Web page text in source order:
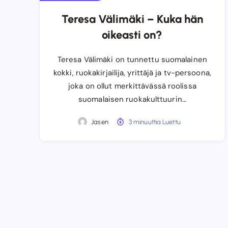
Teresa Välimäki – Kuka hän
oikeasti on?
Teresa Välimäki on tunnettu suomalainen
kokki, ruokakirjailija, yrittäjä ja tv-persoona,
joka on ollut merkittävässä roolissa
suomalaisen ruokakulttuurin…
Jasen 3 minuuttia Luettu